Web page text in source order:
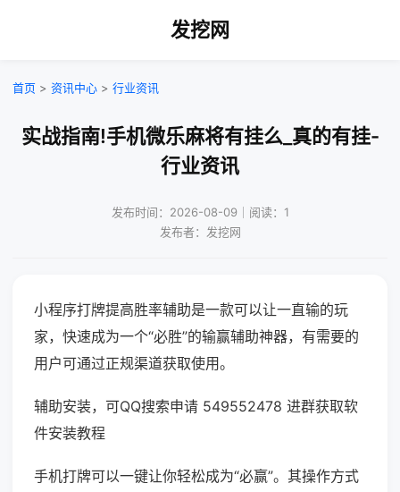
发挖网
首页 > 资讯中心 > 行业资讯
实战指南!手机微乐麻将有挂么_真的有挂-
行业资讯
发布时间：2026-08-09｜阅读：1
发布者：发挖网
小程序打牌提高胜率辅助是一款可以让一直输的玩
家，快速成为一个“必胜”的输赢辅助神器，有需要的
用户可通过正规渠道获取使用。
辅助安装，可QQ搜索申请 549552478 进群获取软
件安装教程
手机打牌可以一键让你轻松成为“必赢”。其操作方式